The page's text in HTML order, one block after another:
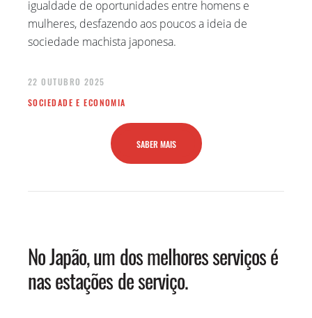
igualdade de oportunidades entre homens e
mulheres, desfazendo aos poucos a ideia de
sociedade machista japonesa.
22 OUTUBRO 2025
SOCIEDADE E ECONOMIA
SABER MAIS
No Japão, um dos melhores serviços é
nas estações de serviço.